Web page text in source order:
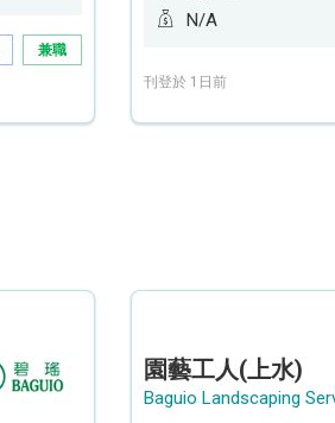
兼職
N/A
刊登於 1日前
園藝工人(上水)
Baguio Landscaping